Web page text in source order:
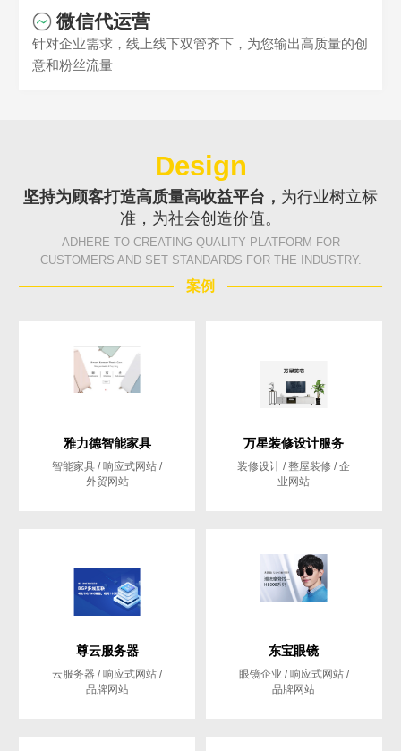
微信代运营
针对企业需求，线上线下双管齐下，为您输出高质量的创
意和粉丝流量
Design
坚持为顾客打造高质量高收益平台， 为行业树立标
准，为社会创造价值。
ADHERE TO CREATING QUALITY PLATFORM FOR
CUSTOMERS AND SET STANDARDS FOR THE INDUSTRY.
案例
雅力德智能家具
智能家具 / 响应式网站 /
外贸网站
万星装修设计服务
装修设计 / 整屋装修 / 企
业网站
尊云服务器
云服务器 / 响应式网站 /
品牌网站
东宝眼镜
眼镜企业 / 响应式网站 /
品牌网站